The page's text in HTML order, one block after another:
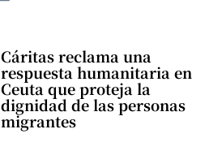
Cáritas reclama una
respuesta humanitaria en
Ceuta que proteja la
dignidad de las personas
migrantes